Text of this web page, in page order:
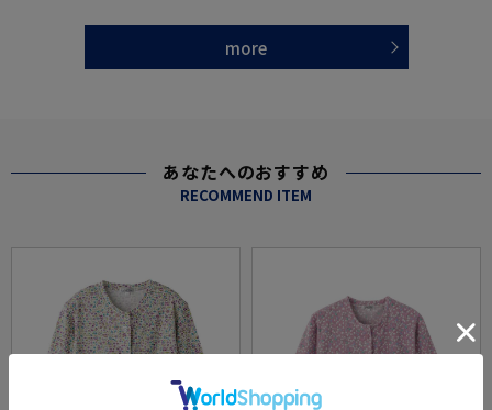
more
あなたへのおすすめ
RECOMMEND ITEM